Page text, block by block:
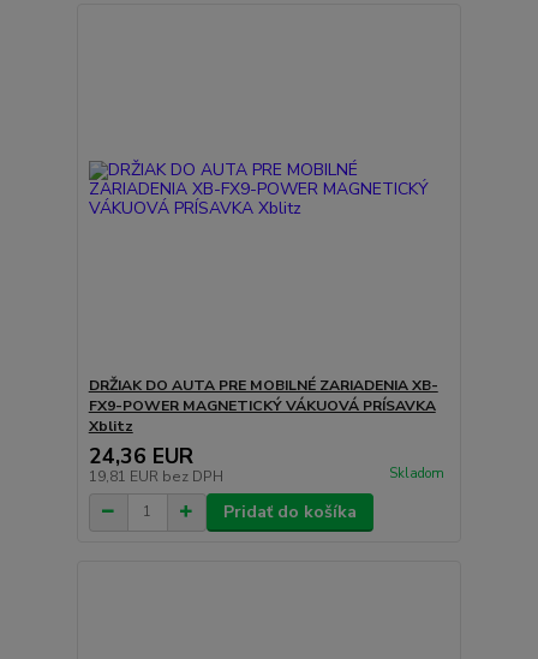
DRŽIAK DO AUTA PRE MOBILNÉ ZARIADENIA XB-
FX9-POWER MAGNETICKÝ VÁKUOVÁ PRÍSAVKA
Xblitz
24,36 EUR
19,81 EUR bez DPH Skladom
Pridať do košíka